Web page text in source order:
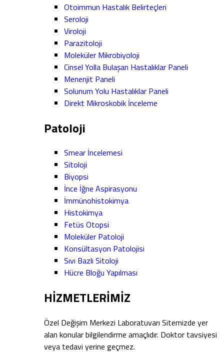
Otoimmun Hastalık Belirteçleri
Seroloji
Viroloji
Parazitoloji
Moleküler Mikrobiyoloji
Cinsel Yolla Bulaşan Hastalıklar Paneli
Menenjit Paneli
Solunum Yolu Hastalıklar Paneli
Direkt Mikroskobik İnceleme
Patoloji
Smear İncelemesi
Sitoloji
Biyopsi
İnce İğne Aspirasyonu
İmmünohistokimya
Histokimya
Fetüs Otopsi
Moleküler Patoloji
Konsültasyon Patolojisi
Sıvı Bazlı Sitoloji
Hücre Bloğu Yapılması
HİZMETLERİMİZ
Özel Değişim Merkezi Laboratuvarı Sitemizde yer
alan konular bilgilendirme amaçlıdır. Doktor tavsiyesi
veya tedavi yerine geçmez.